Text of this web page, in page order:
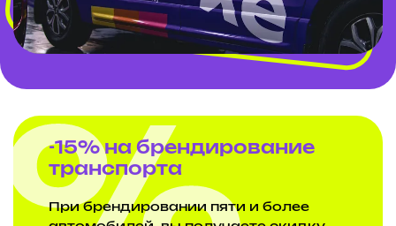
-15% на брендирование
транспорта
При брендировании пяти и более